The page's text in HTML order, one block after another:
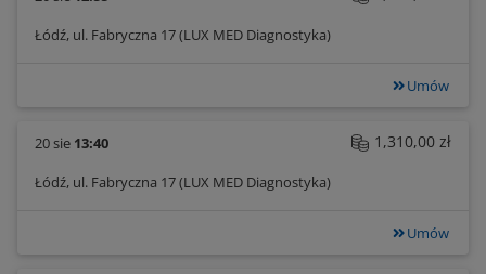
Łódź, ul. Fabryczna 17 (LUX MED Diagnostyka)
Umów
20 sie 13:40
Łódź, ul. Fabryczna 17 (LUX MED Diagnostyka)
1,310,00 zł
Umów